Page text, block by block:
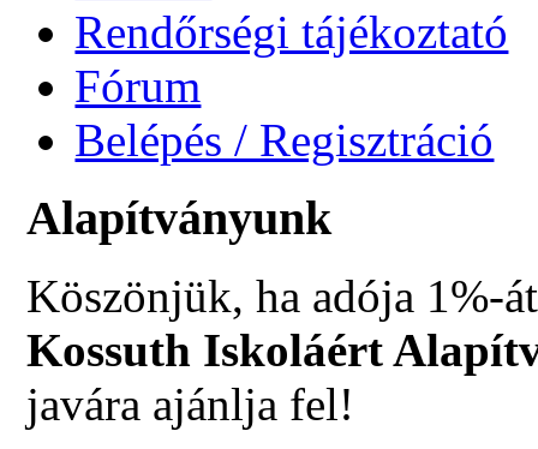
Rendőrségi tájékoztató
Fórum
Belépés / Regisztráció
Alapítványunk
Köszönjük, ha adója 1%-
Kossuth Iskoláért
javára ajánlja fel!